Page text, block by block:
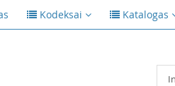
Kodeksai Katalogas